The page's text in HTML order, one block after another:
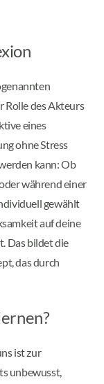
Rolle des Akteurs
eines
ohne Stress
kann: Ob
während einer
gewählt
auf deine
Das bildet die
das durch
ist zur
unbewusst,